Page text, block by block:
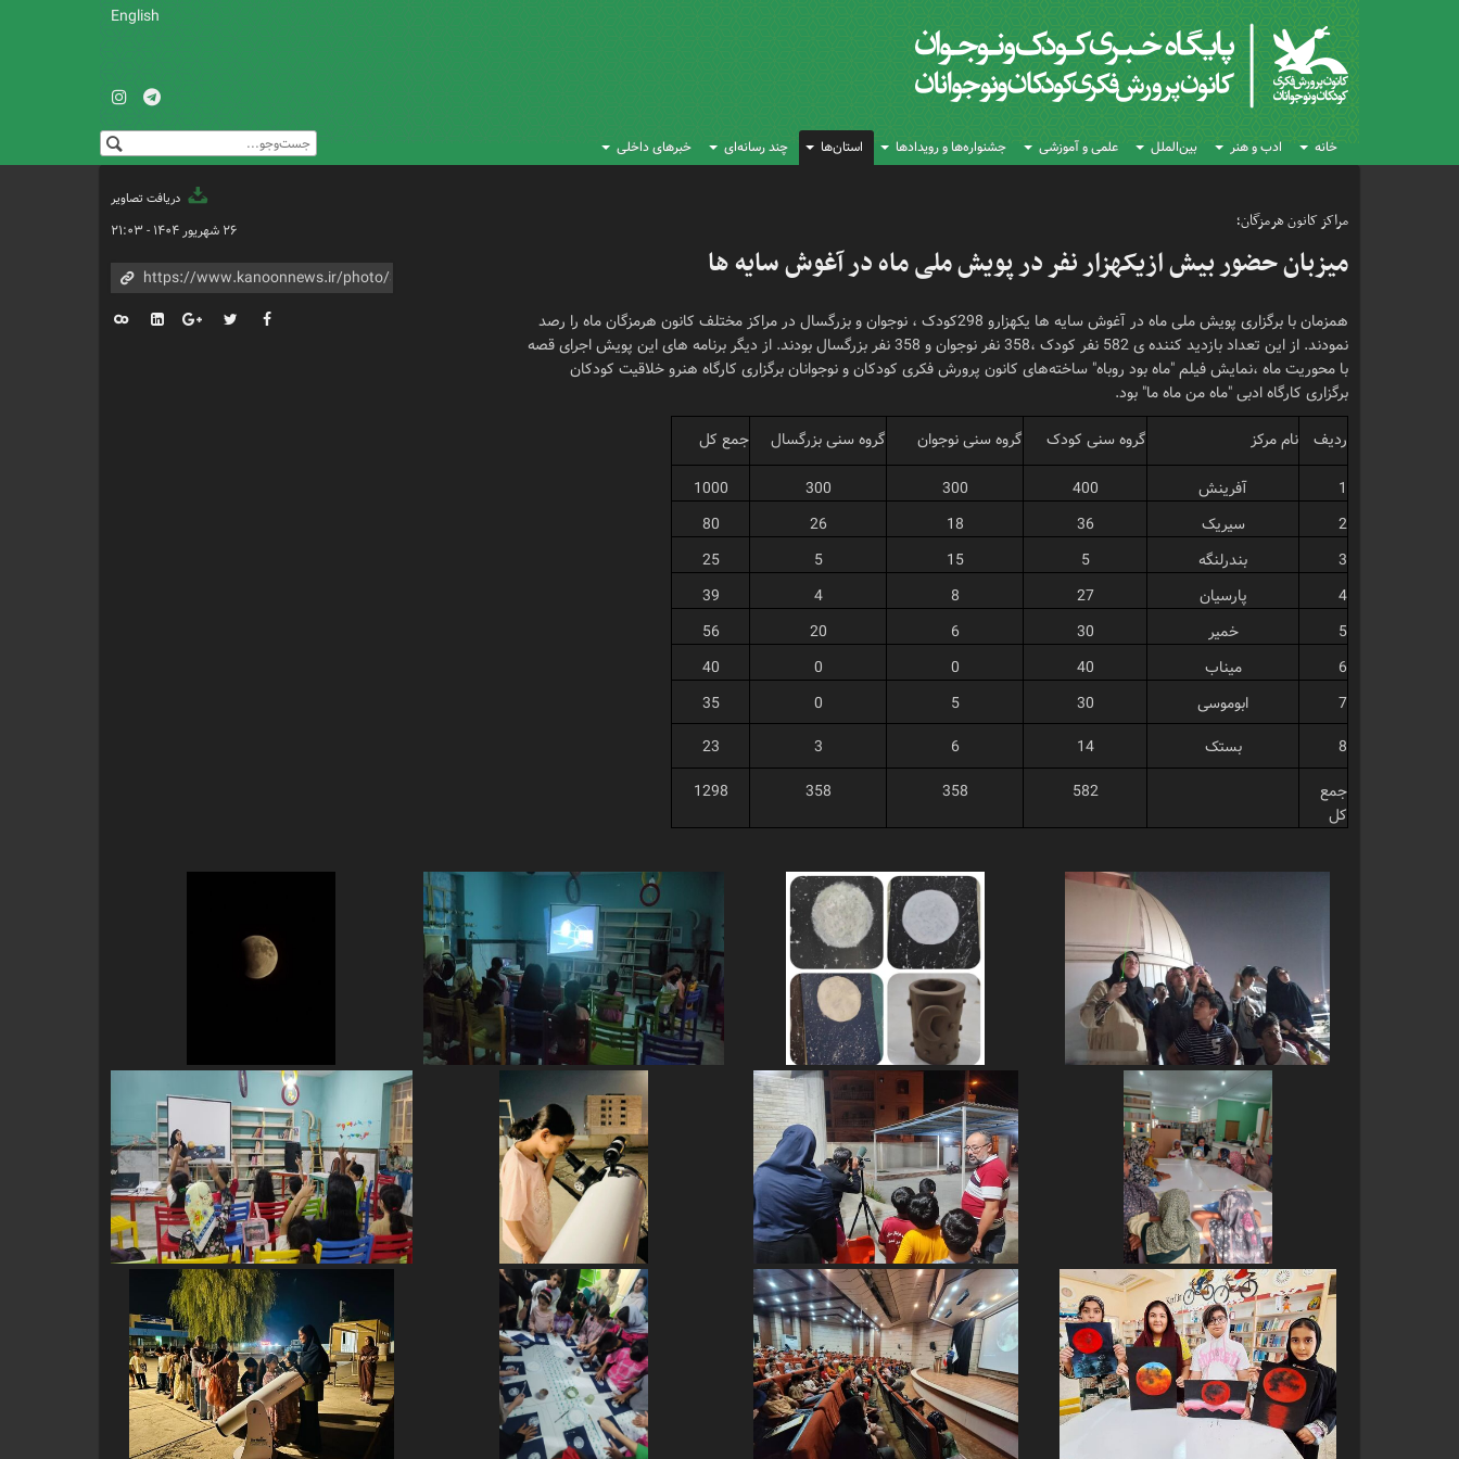
English
خانه ادب و هنر بین‌الملل علمی و آموزشی جشنواره‌ها و رویدادها استان‌ها چند رسانه‌ای خبرهای داخلی
دریافت تصاویر
مراکز کانون هرمزگان؛
میزبان حضور بیش ازیکهزار نفر در پویش ملی ماه در آغوش سایه ها
همزمان با برگزاری پویش ملی ماه در آغوش سایه ها یکهزارو 298کودک ، نوجوان و بزرگسال در مراکز مختلف کانون هرمزگان ماه را رصد
نمودند. از این تعداد بازدید کننده ی 582 نفر کودک ،358 نفر نوجوان و 358 نفر بزرگسال بودند. از دیگر برنامه های این پویش اجرای قصه‌
با محوریت ماه ،نمایش فیلم "ماه بود روباه" ساخته‌های کانون پرورش فکری کودکان و نوجوانان برگزاری کارگاه هنرو خلاقیت کودکان
برگزاری کارگاه ادبی "ماه من ماه ما" بود.
۲۶ شهریور ۱۴۰۴ - ۲۱:۰۳
ردیف نام مرکز گروه سنی کودک گروه سنی نوجوان گروه سنی بزرگسال جمع کل
1 آفرینش 400
300
300
1000
2
سیریک 36
18
26
80
3
بندرلنگه 5
15
5
25
4
پارسیان 27
8
4
39
5
خمیر 30
6
20
56
6
میناب 40
0
0
40
7
ابوموسی 30
5
0
35
8
بستک 14
6
3
23
جمع
کل
582
358
358
1298